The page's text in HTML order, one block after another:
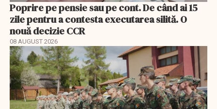
Poprire pe pensie sau pe cont. De când ai 15
zile pentru a contesta executarea silită. O
nouă decizie CCR
08 AUGUST 2026